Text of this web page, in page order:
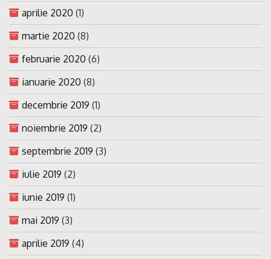
aprilie 2020 (1)
martie 2020 (8)
februarie 2020 (6)
ianuarie 2020 (8)
decembrie 2019 (1)
noiembrie 2019 (2)
septembrie 2019 (3)
iulie 2019 (2)
iunie 2019 (1)
mai 2019 (3)
aprilie 2019 (4)